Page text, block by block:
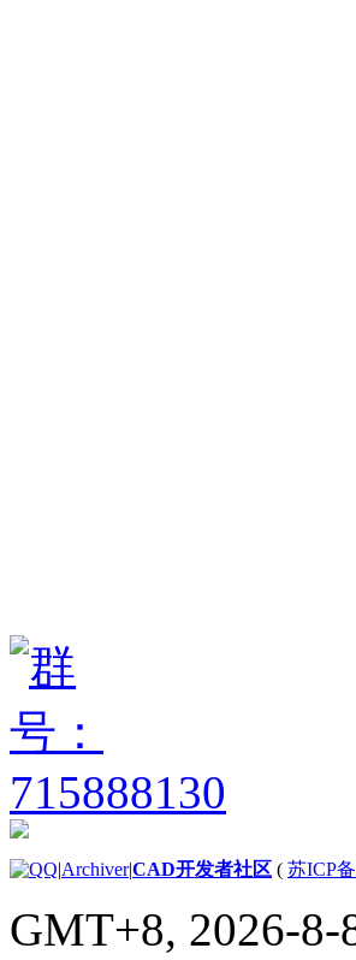
|Archiver|CAD开发者社区 ( 苏ICP
GMT+8, 2026-8-